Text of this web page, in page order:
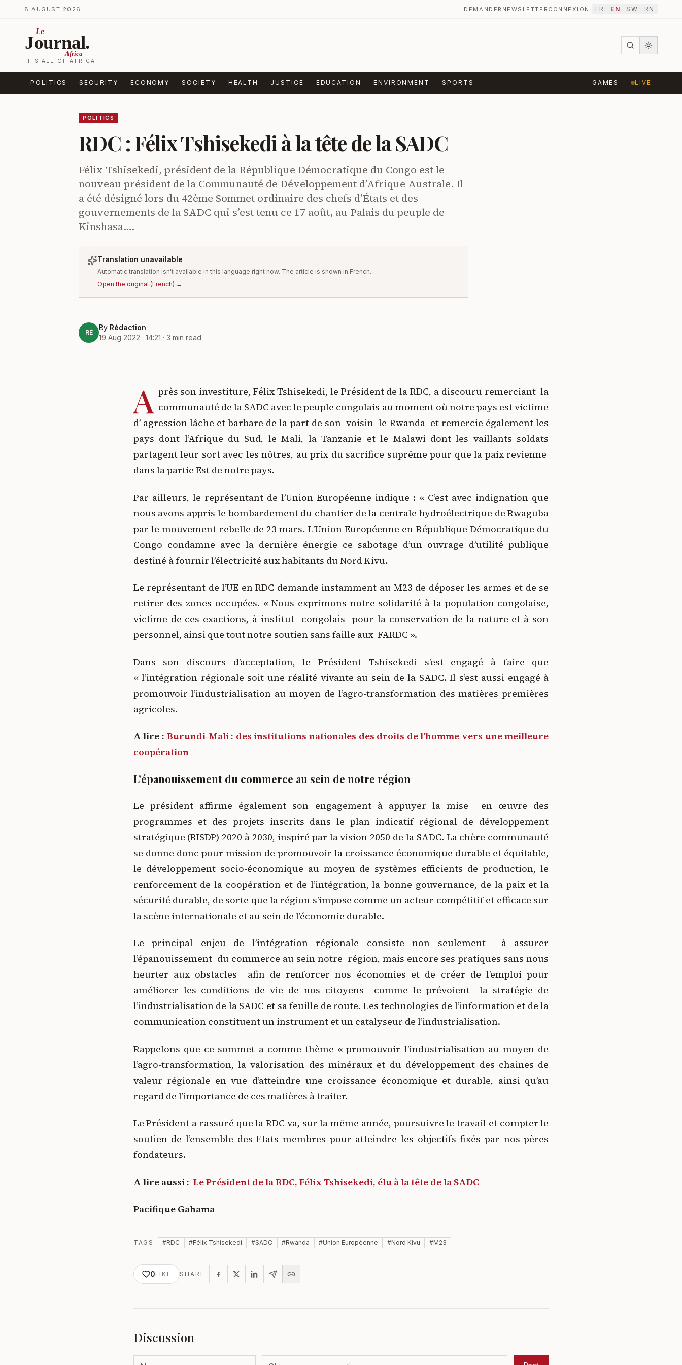
Skip to content
8 AUGUST 2026 DEMANDER NEWSLETTER CONNEXION · FR EN SW RN
Le
Journal.
Africa
IT’S ALL OF AFRICA
POLITICS SECURITY ECONOMY SOCIETY HEALTH JUSTICE EDUCATION ENVIRONMENT SPORTS GAMES LIVE
POLITICS
RDC : Félix Tshisekedi à la tête de la SADC
Félix Tshisekedi, président de la République Démocratique du Congo est le
nouveau président de la Communauté de Développement d’Afrique Australe. Il
a été désigné lors du 42ème Sommet ordinaire des chefs d’États et des
gouvernements de la SADC qui s’est tenu ce 17 août, au Palais du peuple de
Kinshasa….
Translation unavailable
Automatic translation isn't available in this language right now. The article is shown in French.
Open the original (French) →
RÉ
By Rédaction
19 Aug 2022 · 14:21 ·3 min read
A près son investiture, Félix Tshisekedi, le Président de la RDC, a discouru remerciant la
communauté de la SADC avec le peuple congolais au moment où notre pays est victime
d’ agression lâche et barbare de la part de son voisin le Rwanda et remercie également les
pays dont l’Afrique du Sud, le Mali, la Tanzanie et le Malawi dont les vaillants soldats
partagent leur sort avec les nôtres, au prix du sacrifice suprême pour que la paix revienne
dans la partie Est de notre pays.
Par ailleurs, le représentant de l’Union Européenne indique : « C’est avec indignation que
nous avons appris le bombardement du chantier de la centrale hydroélectrique de Rwaguba
par le mouvement rebelle de 23 mars. L’Union Européenne en République Démocratique du
Congo condamne avec la dernière énergie ce sabotage d’un ouvrage d’utilité publique
destiné à fournir l’électricité aux habitants du Nord Kivu.
Le représentant de l’UE en RDC demande instamment au M23 de déposer les armes et de se
retirer des zones occupées. « Nous exprimons notre solidarité à la population congolaise,
victime de ces exactions, à institut congolais pour la conservation de la nature et à son
personnel, ainsi que tout notre soutien sans faille aux FARDC ».
Dans son discours d’acceptation, le Président Tshisekedi s’est engagé à faire que
« l’intégration régionale soit une réalité vivante au sein de la SADC. Il s’est aussi engagé à
promouvoir l’industrialisation au moyen de l’agro-transformation des matières premières
agricoles.
A lire : Burundi-Mali : des institutions nationales des droits de l’homme vers une meilleure
coopération
L’épanouissement du commerce au sein de notre région
Le président affirme également son engagement à appuyer la mise en œuvre des
programmes et des projets inscrits dans le plan indicatif régional de développement
stratégique (RISDP) 2020 à 2030, inspiré par la vision 2050 de la SADC. La chère communauté
se donne donc pour mission de promouvoir la croissance économique durable et équitable,
le développement socio-économique au moyen de systèmes efficients de production, le
renforcement de la coopération et de l’intégration, la bonne gouvernance, de la paix et la
sécurité durable, de sorte que la région s’impose comme un acteur compétitif et efficace sur
la scène internationale et au sein de l’économie durable.
Le principal enjeu de l’intégration régionale consiste non seulement à assurer
l’épanouissement du commerce au sein notre région, mais encore ses pratiques sans nous
heurter aux obstacles afin de renforcer nos économies et de créer de l’emploi pour
améliorer les conditions de vie de nos citoyens comme le prévoient la stratégie de
l’industrialisation de la SADC et sa feuille de route. Les technologies de l’information et de la
communication constituent un instrument et un catalyseur de l’industrialisation.
Rappelons que ce sommet a comme thème « promouvoir l’industrialisation au moyen de
l’agro-transformation, la valorisation des minéraux et du développement des chaines de
valeur régionale en vue d’atteindre une croissance économique et durable, ainsi qu’au
regard de l’importance de ces matières à traiter.
Le Président a rassuré que la RDC va, sur la même année, poursuivre le travail et compter le
soutien de l’ensemble des Etats membres pour atteindre les objectifs fixés par nos pères
fondateurs.
A lire aussi : Le Président de la RDC, Félix Tshisekedi, élu à la tête de la SADC
Pacifique Gahama
TAGS #RDC #Félix Tshisekedi #SADC #Rwanda #Union Européenne #Nord Kivu #M23
0LIKE SHARE
Discussion